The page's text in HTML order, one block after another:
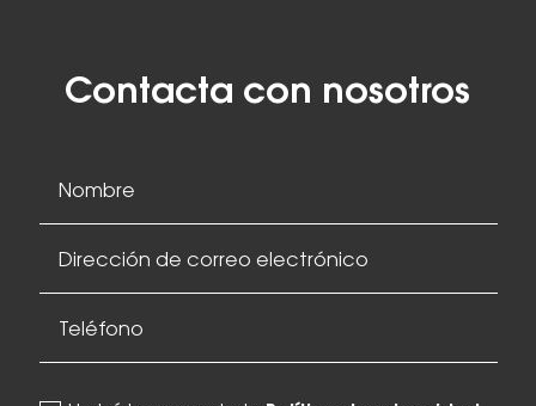
Contacta con nosotros